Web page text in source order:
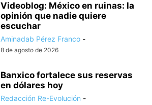
Videoblog: México en ruinas: la
opinión que nadie quiere
escuchar
Aminadab Pérez Franco -
8 de agosto de 2026
Banxico fortalece sus reservas
en dólares hoy
Redacción Re-Evolución -